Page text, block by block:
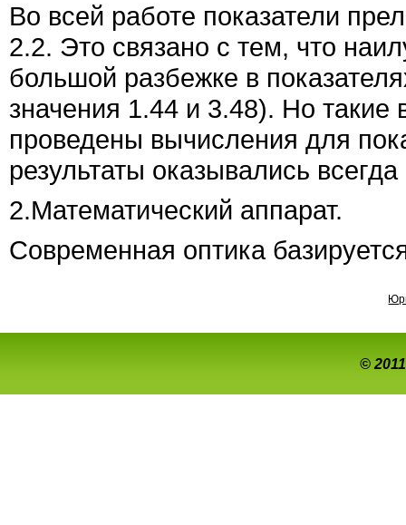
Во всей работе показатели
2.2. Это связано с тем, что
большой разбежке в
значения 1.44 и 3.48). Но
проведены вычисления для
результаты оказывались
2.Математический аппарат.
Современная оптика
©